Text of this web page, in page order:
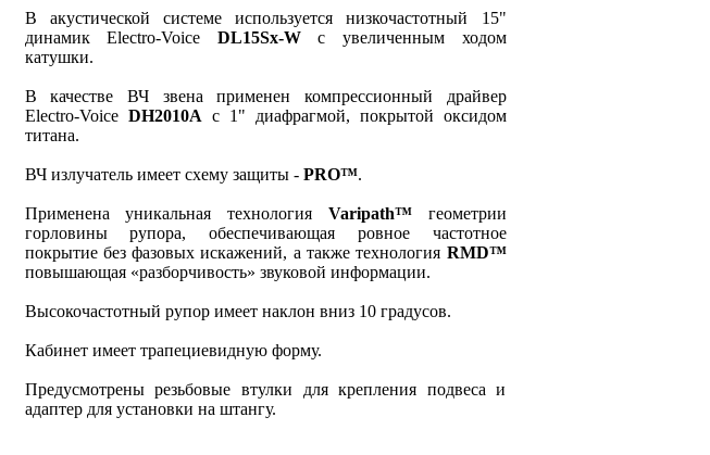
В акустической системе используется низкочастотный 15"
динамик Electro‑Voice DL15Sx-Wc увеличенным ходом
катушки.
В качестве ВЧ звена применен компрессионный драйвер
Electro‑Voice DH2010A с 1" диафрагмой, покрытой оксидом
титана.
ВЧ излучатель имеет схему защиты - PRO™.
Применена уникальная технология Varipath™геометрии
горловины рупора, обеспечивающая ровное частотное
покрытие без фазовых искажений, а также технология RMD™
повышающая «разборчивость» звуковой информации.
Высокочастотный рупор имеет наклон вниз 10 градусов.
Кабинет имеет трапециевидную форму.
Предусмотрены резьбовые втулки для крепления подвеса и
адаптер для установки на штангу.